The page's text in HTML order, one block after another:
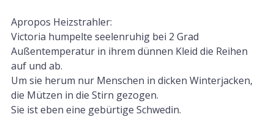
Apropos Heizstrahler:
Victoria humpelte seelenruhig bei 2 Grad
Außentemperatur in ihrem dünnen Kleid die Reihen
auf und ab.
Um sie herum nur Menschen in dicken Winterjacken,
die Mützen in die Stirn gezogen.
Sie ist eben eine gebürtige Schwedin.